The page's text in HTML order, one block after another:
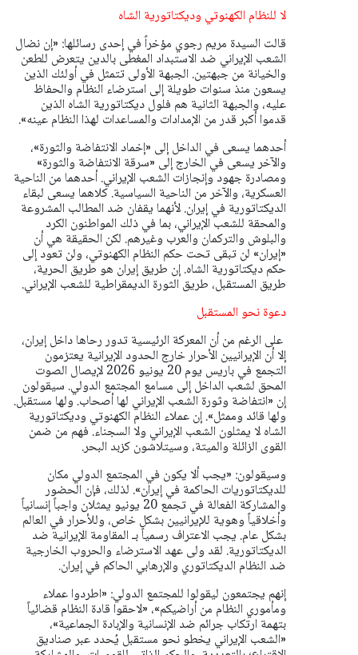
لا للنظام الكهنوتي وديكتاتورية الشاه
قالت السيدة مريم رجوي مؤخراً في إحدى رسائلها: «إن نضال
الشعب الإيراني ضد الاستبداد المغطی بالدین يتعرض للطعن
والخيانة من جبهتين. الجبهة الأولى تتمثل في أولئك الذين
يسعون منذ سنوات طويلة إلى استرضاء النظام والحفاظ
عليه، والجبهة الثانية هم فلول ديكتاتورية الشاه الذين
قدموا أكبر قدر من الإمدادات والمساعدات لهذا النظام عينه».
أحدهما يسعى في الداخل إلى «إخماد الانتفاضة والثورة»،
والآخر يسعى في الخارج إلى «سرقة الانتفاضة والثورة»
ومصادرة جهود وإنجازات الشعب الإيراني. أحدهما من الناحية
العسكرية، والآخر من الناحية السياسية. كلاهما يسعى لبقاء
الديكتاتورية في إيران. لأنهما يقفان ضد المطالب المشروعة
والمحقة للشعب الإيراني، بما في ذلك المواطنون الكرد
والبلوش والتركمان والعرب وغيرهم. لكن الحقيقة هي أن
«إيران» لن تبقى تحت حكم النظام الكهنوتي، ولن تعود إلى
حكم ديكتاتورية الشاه. إن طريق إيران هو طريق الحرية،
طريق المستقبل، طريق الثورة الديمقراطية للشعب الإيراني.
دعوة نحو المستقبل
على الرغم من أن المعركة الرئيسية تدور رحاها داخل إيران،
إلا أن الإيرانيين الأحرار خارج الحدود الإيرانية يعتزمون
التجمع في باريس يوم 20 يونيو 2026 لإيصال الصوت
المحق لشعب الداخل إلى مسامع المجتمع الدولي. سيقولون
إن «انتفاضة وثورة الشعب الإيراني لها أصحاب. ولها مستقبل.
ولها قائد وممثل». إن عملاء النظام الكهنوتي وديكتاتورية
الشاه لا يمثلون الشعب الإيراني ولا السجناء. فهم من ضمن
القوى الزائلة والميتة، وسيتلاشون كزبد البحر.
وسيقولون: «يجب ألا يكون في المجتمع الدولي مكان
للديكتاتوريات الحاكمة في إيران». لذلك، فإن الحضور
والمشاركة الفعالة في تجمع 20 يونيو يمثلان واجباً إنسانياً
وأخلاقياً وهوية للإيرانيين بشكل خاص، وللأحرار في العالم
بشكل عام. يجب الاعتراف رسمياً بـ المقاومة الإيرانية ضد
الديكتاتورية. لقد ولى عهد الاسترضاء والحروب الخارجية
ضد النظام الديكتاتوري والإرهابي الحاكم في إيران.
إنهم يجتمعون ليقولوا للمجتمع الدولي: «اطردوا عملاء
ومأموري النظام من أراضيكم»، «لاحقوا قادة النظام قضائياً
بتهمة ارتكاب جرائم ضد الإنسانية والإبادة الجماعية»،
«الشعب الإيراني يخطو نحو مستقبل يُحدد عبر صناديق